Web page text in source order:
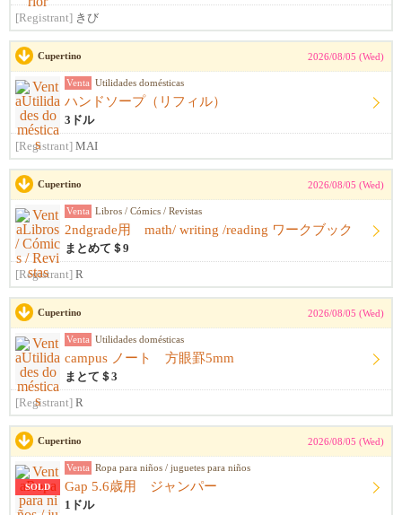
[Registrant] きび
Cupertino 2026/08/05 (Wed)
Venta Utilidades domésticas
ハンドソープ（リフィル）
3ドル
[Registrant] MAI
Cupertino 2026/08/05 (Wed)
Venta Libros / Cómics / Revistas
2ndgrade用 math/ writing /reading ワークブック
まとめて＄9
[Registrant] R
Cupertino 2026/08/05 (Wed)
Venta Utilidades domésticas
campus ノート 方眼罫5mm
まとて＄3
[Registrant] R
Cupertino 2026/08/05 (Wed)
SOLD
Venta Ropa para niños / juguetes para niños
Gap 5.6歳用 ジャンパー
1ドル